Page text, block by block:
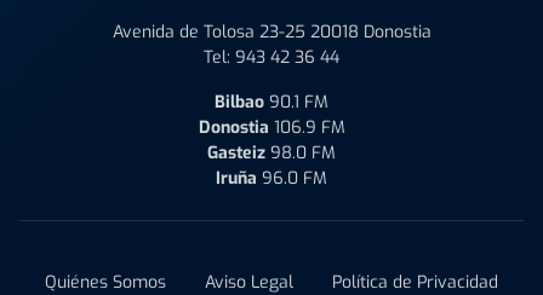
Avenida de Tolosa 23-25 20018 Donostia
Tel: 943 42 36 44
Bilbao 90.1 FM
Donostia 106.9 FM
Gasteiz 98.0 FM
Iruña 96.0 FM
Quiénes Somos Aviso Legal
Política de Privacidad